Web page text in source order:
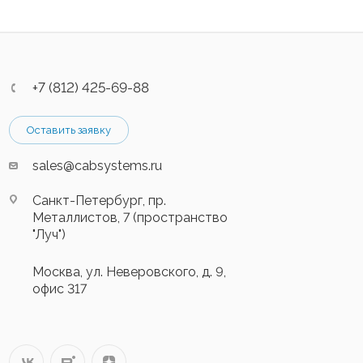
+7 (812) 425-69-88
Оставить заявку
sales@cabsystems.ru
Санкт-Петербург, пр.
Металлистов, 7 (пространство
"Луч")
Москва, ул. Неверовского, д. 9,
офис 317